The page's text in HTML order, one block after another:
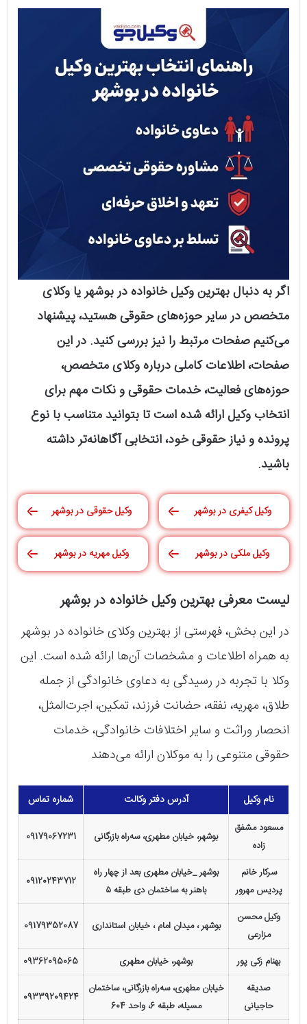
اگر به دنبال بهترین وکیل خانواده در بوشهر یا وکلای
متخصص در سایر حوزه‌های حقوقی هستید، پیشنهاد
می‌کنیم صفحات مرتبط را نیز بررسی کنید. در این
صفحات، اطلاعات کاملی درباره وکلای متخصص،
حوزه‌های فعالیت، خدمات حقوقی و نکات مهم برای
انتخاب وکیل ارائه شده است تا بتوانید متناسب با نوع
پرونده و نیاز حقوقی خود، انتخابی آگاهانه‌تر داشته
باشید.
وکیل کیفری در بوشهر وکیل حقوقی در بوشهر
وکیل ملکی در بوشهر وکیل مهریه در بوشهر
لیست معرفی بهترین وکیل خانواده در بوشهر
در این بخش، فهرستی از بهترین وکلای خانواده در بوشهر
به همراه اطلاعات و مشخصات آن‌ها ارائه شده است. این
وکلا با تجربه در رسیدگی به دعاوی خانوادگی از جمله
طلاق، مهریه، نفقه، حضانت فرزند، تمکین، اجرت‌المثل،
انحصار وراثت و سایر اختلافات خانوادگی، خدمات
حقوقی متنوعی را به موکلان ارائه می‌دهند
نام وکیل آدرس دفتر وکالت شماره تماس
مسعود مشفق
زاده
بوشهر، خیابان مطهری، سه‌راه بازرگانی 09179067231
سرکار خانم
پردیس مهرور
بوشهر _خیابان مطهری بعد از چهار راه
باهنر به ساختمان دی طبقه ۵
09120243712
وکیل محسن
مزارعی
بوشهر ، میدان امام ، خیابان استانداری 09179352087
بهنام زکی پور بوشهر، خیابان مطهری
09362095065
صدیقه
حاجیانی
خیابان مطهری، سه‌راه بازرگانی، ساختمان
مسیله، طبقه 6، واحد 604
09339209424